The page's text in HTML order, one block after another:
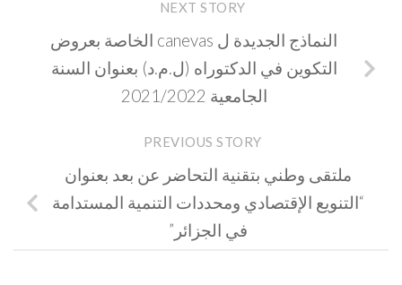
NEXT STORY
النماذج الجديدة ل canevas الخاصة بعروض
التكوين في الدكتوراه (ل.م.د) بعنوان السنة
الجامعية 2021/2022
PREVIOUS STORY
ملتقى وطني بتقنية التحاضر عن بعد بعنوان
“التنويع الإقتصادي ومحددات التنمية المستدامة
في الجزائر”